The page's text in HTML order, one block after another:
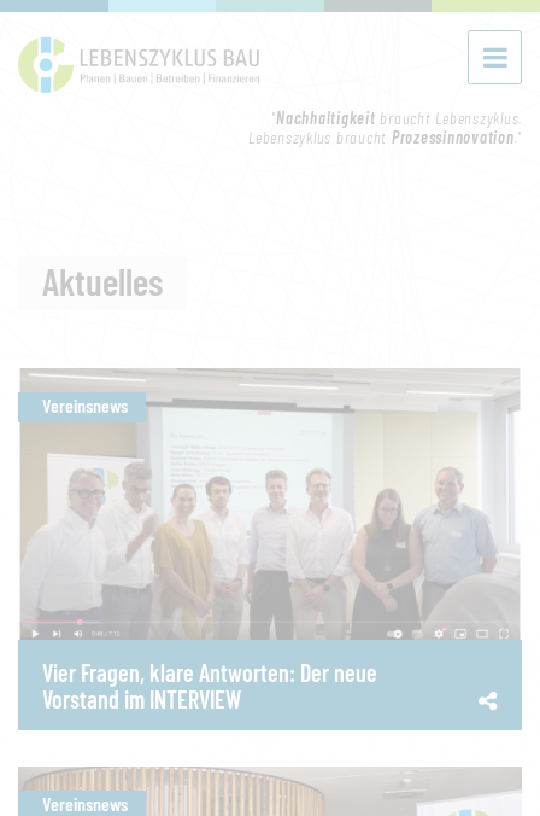
"Nachhaltigkeit braucht Lebenszyklus.
Lebenszyklus braucht Prozessinnovation."
Aktuelles
Vereinsnews
Vier Fragen, klare Antworten: Der neue
Vorstand im INTERVIEW
Vereinsnews